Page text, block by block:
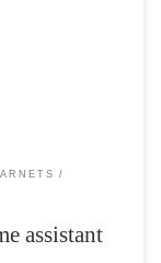
assistant